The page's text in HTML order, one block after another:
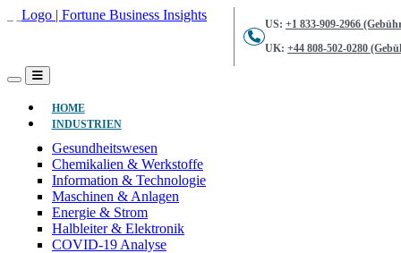
US: +1 833-909-2966
UK: +44 808-502-0280
HOME(AKTUELL)
INDUSTRIEN
Gesundheitswesen
Chemikalien & Werkstoffe
Information & Technologie
Maschinen & Anlagen
Energie & Strom
Halbleiter & Elektronik
COVID-19 Analyse